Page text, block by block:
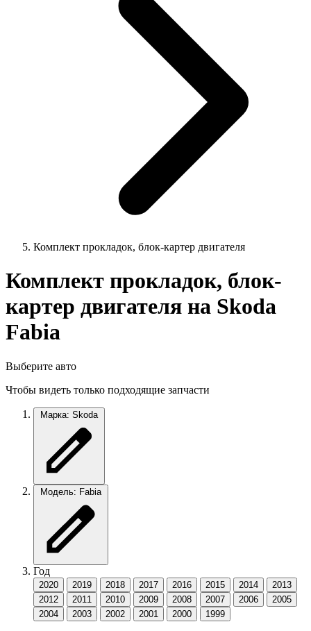
Комплект прокладок, блок-картер двигателя
Комплект прокладок, блок-
картер двигателя на Skoda
Fabia
Выберите авто
Чтобы видеть только подходящие запчасти
Марка: Skoda
Модель: Fabia
Год
2020 2019 2018 2017 2016 2015 2014
2013
2012
2011 2010 2009 2008 2007 2006
2005
2004
2003 2002 2001 2000 1999